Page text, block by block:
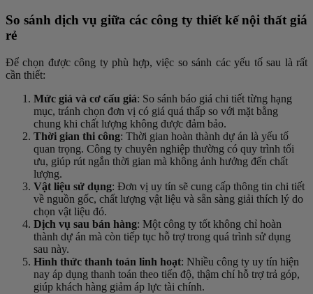
So sánh dịch vụ giữa các công ty thiết kế nội thất giá
rẻ
Để chọn được công ty phù hợp, việc so sánh các yếu tố sau là rất
cần thiết:
Mức giá và cơ cấu giá: So sánh báo giá chi tiết từng hạng
mục, tránh chọn đơn vị có giá quá thấp so với mặt bằng
chung khi chất lượng không được đảm bảo.
Thời gian thi công: Thời gian hoàn thành dự án là yếu tố
quan trọng. Công ty chuyên nghiệp thường có quy trình tối
ưu, giúp rút ngắn thời gian mà không ảnh hưởng đến chất
lượng.
Vật liệu sử dụng: Đơn vị uy tín sẽ cung cấp thông tin chi tiết
về nguồn gốc, chất lượng vật liệu và sẵn sàng giải thích lý do
chọn vật liệu đó.
Dịch vụ sau bán hàng: Một công ty tốt không chỉ hoàn
thành dự án mà còn tiếp tục hỗ trợ trong quá trình sử dụng
sau này.
Hình thức thanh toán linh hoạt: Nhiều công ty uy tín hiện
nay áp dụng thanh toán theo tiến độ, thậm chí hỗ trợ trả góp,
giúp khách hàng giảm áp lực tài chính.